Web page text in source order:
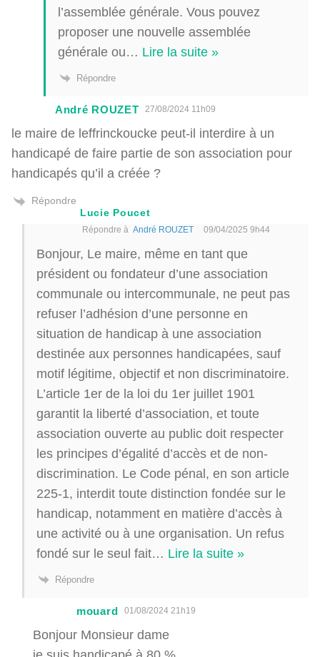
l’assemblée générale. Vous pouvez
proposer une nouvelle assemblée
générale ou… Lire la suite »
Répondre
André ROUZET 27/08/2024 11h09
le maire de leffrinckoucke peut-il interdire à un
handicapé de faire partie de son association pour
handicapés qu’il a créée ?
Répondre
Lucie Poucet
Répondre à André ROUZET 09/04/2025 9h44
Bonjour, Le maire, même en tant que
président ou fondateur d’une association
communale ou intercommunale, ne peut pas
refuser l’adhésion d’une personne en
situation de handicap à une association
destinée aux personnes handicapées, sauf
motif légitime, objectif et non discriminatoire.
L’article 1er de la loi du 1er juillet 1901
garantit la liberté d’association, et toute
association ouverte au public doit respecter
les principes d’égalité d’accès et de non-
discrimination. Le Code pénal, en son article
225-1, interdit toute distinction fondée sur le
handicap, notamment en matière d’accès à
une activité ou à une organisation. Un refus
fondé sur le seul fait… Lire la suite »
Répondre
mouard 01/08/2024 21h19
Bonjour Monsieur dame